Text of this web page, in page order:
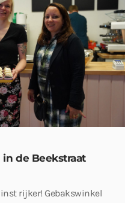
de Beekstraat
rijker! Gebakswinkel